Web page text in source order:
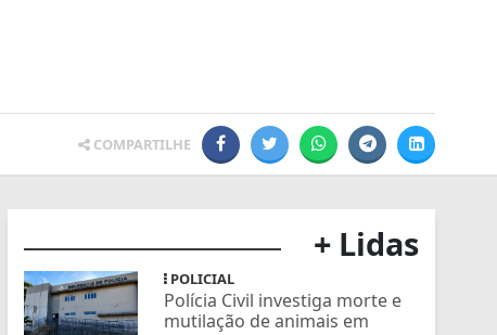
COMPARTILHE
+ Lidas
POLICIAL
Polícia Civil investiga morte e
mutilação de animais em